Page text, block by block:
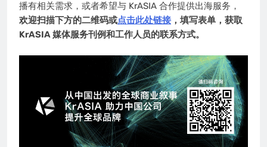
播有相关需求，或者希望与 KrASIA 合作提供出海服务，
欢迎扫描下方的二维码或点击此处链接 ，填写表单，获取
KrASIA 媒体服务刊例和工作人员的联系方式。